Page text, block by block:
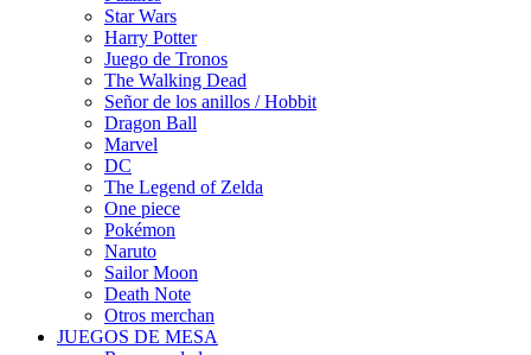
Star Wars
Harry Potter
Juego de Tronos
The Walking Dead
Señor de los anillos / Hobbit
Dragon Ball
Marvel
DC
The Legend of Zelda
One piece
Pokémon
Naruto
Sailor Moon
Death Note
Otros merchan
JUEGOS DE MESA